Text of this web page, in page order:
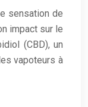
sensation de
impact sur le
(CBD), un
vapoteurs à